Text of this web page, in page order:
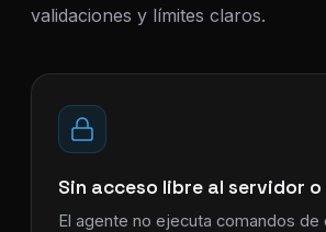
validaciones y límites claros.
Sin acceso libre al servidor o
El agente no ejecuta comandos de